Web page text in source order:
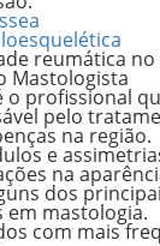
reumática no
Mastologista
o profissional
pelo
na região.
e
na
dos
em mastologia.
com mais